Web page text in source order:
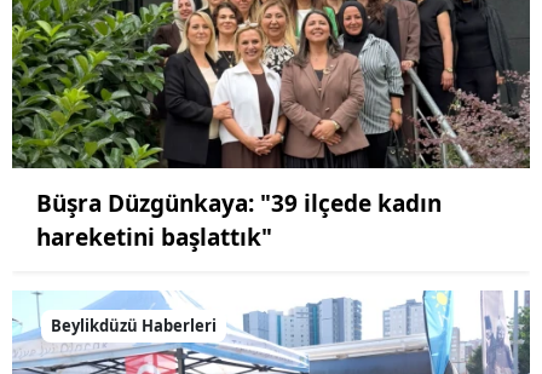
Büşra Düzgünkaya: "39 ilçede kadın
hareketini başlattık"
Beylikdüzü Haberleri